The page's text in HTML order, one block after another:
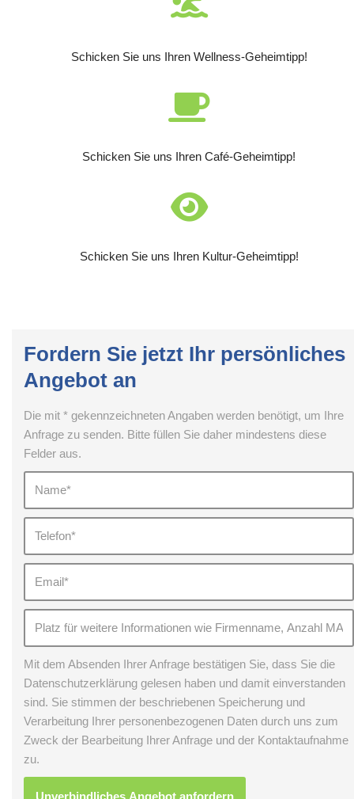
Schicken Sie uns Ihren Wellness-Geheimtipp!
Schicken Sie uns Ihren Café-Geheimtipp!
Schicken Sie uns Ihren Kultur-Geheimtipp!
Fordern Sie jetzt Ihr persönliches
Angebot an
Die mit * gekennzeichneten Angaben werden benötigt, um Ihre
Anfrage zu senden. Bitte füllen Sie daher mindestens diese
Felder aus.
Mit dem Absenden Ihrer Anfrage bestätigen Sie, dass Sie die
Datenschutzerklärung gelesen haben und damit einverstanden
sind. Sie stimmen der beschriebenen Speicherung und
Verarbeitung Ihrer personenbezogenen Daten durch uns zum
Zweck der Bearbeitung Ihrer Anfrage und der Kontaktaufnahme
zu.